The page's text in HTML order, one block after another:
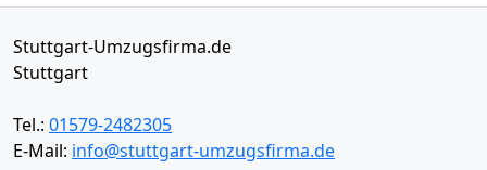
Stuttgart-Umzugsfirma.de
Stuttgart
Tel.: 01579-2482305
E-Mail: info@stuttgart-umzugsfirma.de